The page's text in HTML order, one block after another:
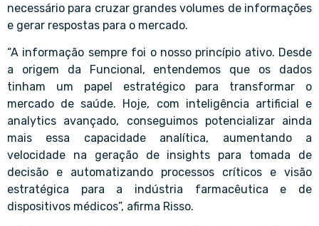
necessário para cruzar grandes volumes de informações
e gerar respostas para o mercado.
“A informação sempre foi o nosso princípio ativo. Desde
a origem da Funcional, entendemos que os dados
tinham um papel estratégico para transformar o
mercado de saúde. Hoje, com inteligência artificial e
analytics avançado, conseguimos potencializar ainda
mais essa capacidade analítica, aumentando a
velocidade na geração de insights para tomada de
decisão e automatizando processos críticos e visão
estratégica para a indústria farmacêutica e de
dispositivos médicos”, afirma Risso.